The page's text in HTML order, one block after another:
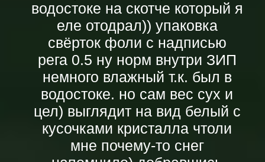
водостоке на скотче который я
еле отодрал)) упаковка
свёрток фоли с надписью
рега 0.5 ну норм внутри ЗИП
немного влажный т.к. был в
водостоке. но сам вес сух и
цел) выглядит на вид белый с
кусочками кристалла чтоли
мне почему-то снег